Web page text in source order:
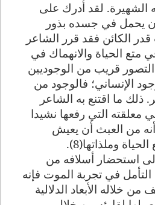
الشهيرة. لقد أدرك على
يحمل في جسده بذور
الكائن فقد قرر الشاعر
متع الحياة والانهماك في
قريب من الوجوديين
الإنساني؛ فالوجود من
ذلك ما اقتنع به الشاعر
معلقته التي رفعها نشيدا
أنه من العبث أن يعيش
وملذاتها(8)
.
استحضار أسلافه من
التأمل في تجربة الموت فإنه
خلاله الأبعاد الدلالية